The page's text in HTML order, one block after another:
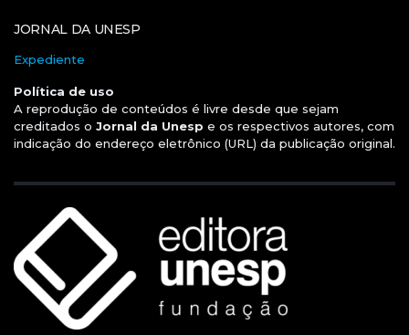
JORNAL DA UNESP
Expediente
Política de uso
A reprodução de conteúdos é livre desde que sejam
creditados o Jornal da Unesp e os respectivos autores, com
indicação do endereço eletrônico (URL) da publicação original.